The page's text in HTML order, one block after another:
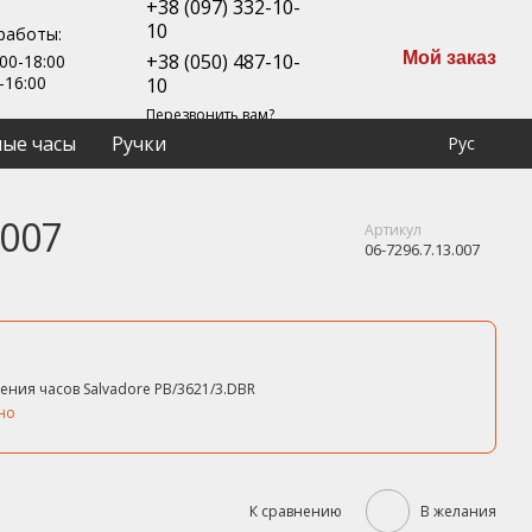
18:00
+38 (097) 332-10-
10
+38 (050) 487-10-
10
Перезвонить вам?
Мой заказ
часы Ручки Рус
Артикул
06-7296.7.13.007
часов Salvadore PB/3621/3.DBR
К сравнению В желания